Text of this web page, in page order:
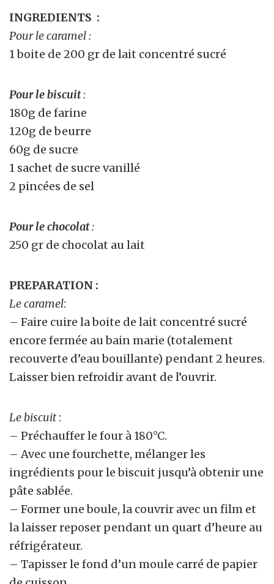
INGREDIENTS :
Pour le caramel :
1 boite de 200 gr de lait concentré sucré
Pour le biscuit:
180g de farine
120g de beurre
60g de sucre
1 sachet de sucre vanillé
2 pincées de sel
Pour le chocolat:
250 gr de chocolat au lait
PREPARATION :
Le caramel:
– Faire cuire la boite de lait concentré sucré
encore fermée au bain marie (totalement
recouverte d’eau bouillante) pendant 2 heures.
Laisser bien refroidir avant de l’ouvrir.
Le biscuit:
– Préchauffer le four à 180°C.
– Avec une fourchette, mélanger les
ingrédients pour le biscuit jusqu’à obtenir une
pâte sablée.
– Former une boule, la couvrir avec un film et
la laisser reposer pendant un quart d’heure au
réfrigérateur.
– Tapisser le fond d’un moule carré de papier